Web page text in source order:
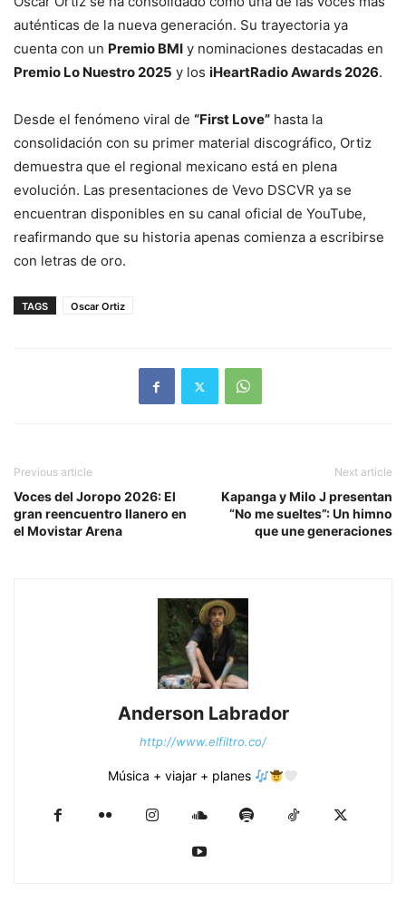
auténticas de la nueva generación. Su trayectoria ya
cuenta con un Premio BMI y nominaciones destacadas en
Premio Lo Nuestro 2025 y los iHeartRadio Awards 2026.
Desde el fenómeno viral de “First Love” hasta la
consolidación con su primer material discográfico, Ortiz
demuestra que el regional mexicano está en plena
evolución. Las presentaciones de Vevo DSCVR ya se
encuentran disponibles en su canal oficial de YouTube,
reafirmando que su historia apenas comienza a escribirse
con letras de oro.
TAGS Oscar Ortiz
Previous article
Voces del Joropo 2026: El
gran reencuentro llanero en
el Movistar Arena
Next article
Kapanga y Milo J presentan
“No me sueltes”: Un himno
que une generaciones
Anderson Labrador
http://www.elfiltro.co/
Música + viajar + planes